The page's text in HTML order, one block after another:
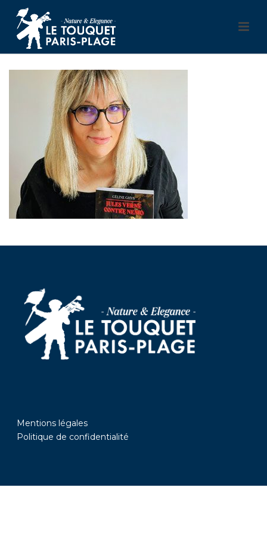
Mentions légales
Politique de confidentialité